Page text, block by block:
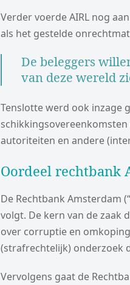
Verder voerde AIRL nog
als het gestelde
De beleggers
van deze wereld
Tenslotte werd ook inzage
schikkingsovereenkomsten
autoriteiten en andere
Oordeel rechtbank
De Rechtbank Amsterdam (“
volgt. De kern van de zaak
over corruptie en
(strafrechtelijk) onderzoek
Vervolgens gaat de